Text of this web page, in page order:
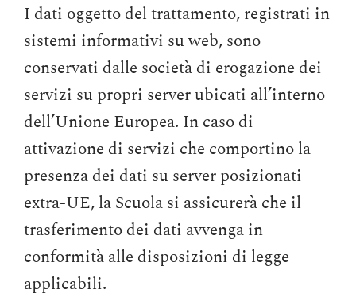
I dati oggetto del trattamento, registrati in
sistemi informativi su web, sono
conservati dalle società di erogazione dei
servizi su propri server ubicati all’interno
dell’Unione Europea. In caso di
attivazione di servizi che comportino la
presenza dei dati su server posizionati
extra-UE, la Scuola si assicurerà che il
trasferimento dei dati avvenga in
conformità alle disposizioni di legge
applicabili.